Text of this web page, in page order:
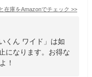
在庫をAmazonでチェック >>
くん ワイド」は如
になります。お得な
！